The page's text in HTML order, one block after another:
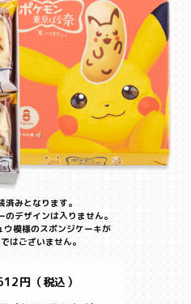
済みとなります。
デザインは入りません。
模様のスポンジケーキが
はございません。
円（税込）